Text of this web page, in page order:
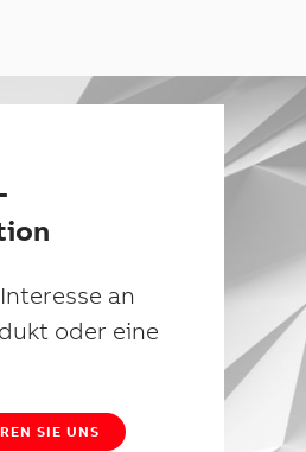
an
oder eine
SIE UNS